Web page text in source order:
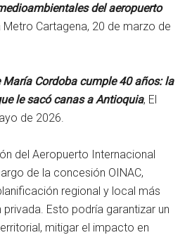
del aeropuerto
Cartagena, 20 de marzo de
María Cordoba cumple 40 años: la
le sacó canas a Antioquia, El
de 2026.
del Aeropuerto Internacional
de la concesión OINAC,
regional y local más
Esto podría garantizar un
mitigar el impacto en